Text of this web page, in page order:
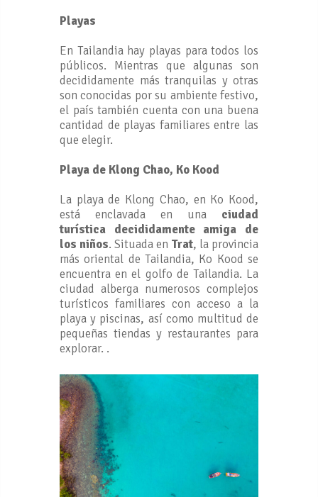
Playas
En Tailandia hay playas para todos los
públicos. Mientras que algunas son
decididamente más tranquilas y otras
son conocidas por su ambiente festivo,
el país también cuenta con una buena
cantidad de playas familiares entre las
que elegir.
Playa de Klong Chao, Ko Kood
La playa de Klong Chao, en Ko Kood,
está enclavada en una ciudad
turística decididamente amiga de
los niños. Situada en Trat, la provincia
más oriental de Tailandia, Ko Kood se
encuentra en el golfo de Tailandia. La
ciudad alberga numerosos complejos
turísticos familiares con acceso a la
playa y piscinas, así como multitud de
pequeñas tiendas y restaurantes para
explorar. .